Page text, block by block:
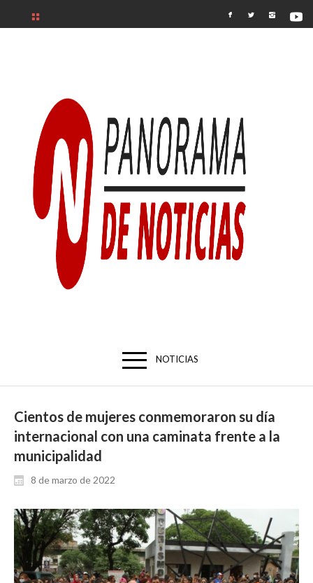
NOTICIAS
Cientos de mujeres conmemoraron su día
internacional con una caminata frente a la
municipalidad
8 de marzo de 2022